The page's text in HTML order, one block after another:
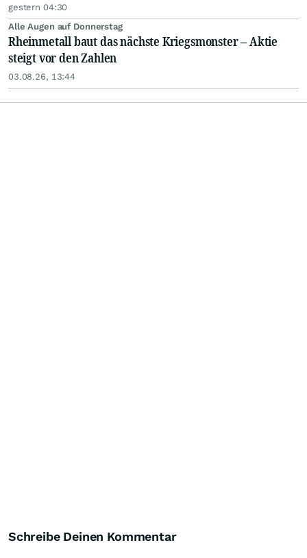
gestern 04:30
Alle Augen auf Donnerstag
Rheinmetall baut das nächste Kriegsmonster – Aktie
steigt vor den Zahlen
03.08.26, 13:44
Schreibe Deinen Kommentar